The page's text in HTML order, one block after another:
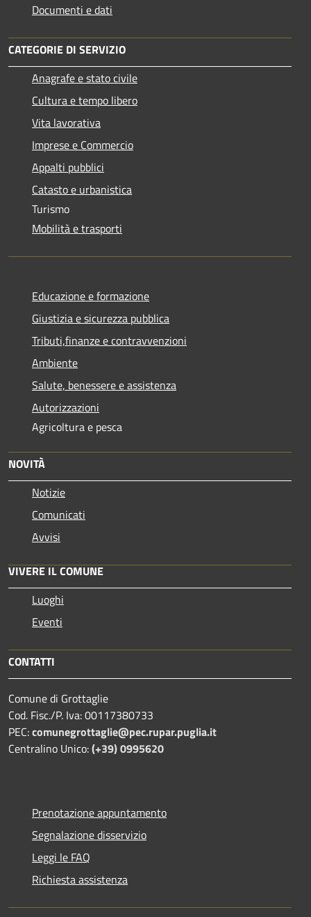
Documenti e dati
CATEGORIE DI SERVIZIO
Anagrafe e stato civile
Cultura e tempo libero
Vita lavorativa
Imprese e Commercio
Appalti pubblici
Catasto e urbanistica
Turismo
Mobilità e trasporti
Educazione e formazione
Giustizia e sicurezza pubblica
Tributi,finanze e contravvenzioni
Ambiente
Salute, benessere e assistenza
Autorizzazioni
Agricoltura e pesca
NOVITÀ
Notizie
Comunicati
Avvisi
VIVERE IL COMUNE
Luoghi
Eventi
CONTATTI
Comune di Grottaglie
Cod. Fisc./P. Iva: 00117380733
PEC:comunegrottaglie@pec.rupar.puglia.it
Centralino Unico:(+39) 0995620
Prenotazione appuntamento
Segnalazione disservizio
Leggi le FAQ
Richiesta assistenza